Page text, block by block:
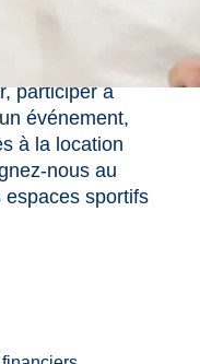
C et
filets de
Que
participer à
événement,
à la location
nous au
sportifs